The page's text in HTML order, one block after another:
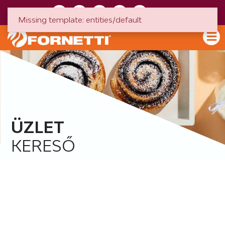
ÜZLET
KERESŐ
Missing template: entities/default